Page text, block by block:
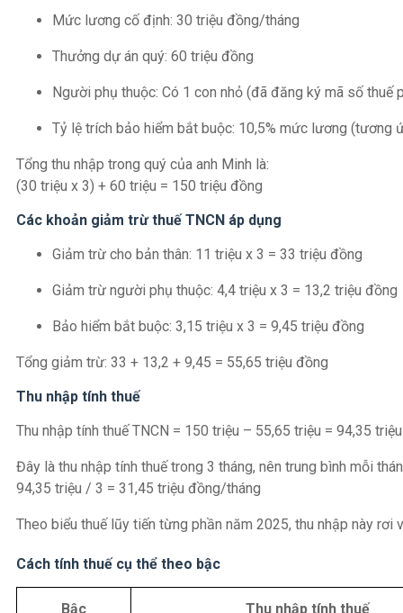
Mức lương cố định: 30 triệu đồng/tháng
Thưởng dự án quý: 60 triệu đồng
Người phụ thuộc: Có 1 con nhỏ (đã đăng ký mã số thuế
Tỷ lệ trích bảo hiểm bắt buộc: 10,5% mức lương (tương
Tổng thu nhập trong quý của anh Minh là:
(30 triệu x 3) + 60 triệu = 150 triệu đồng
Các khoản giảm trừ thuế TNCN áp dụng
Giảm trừ cho bản thân: 11 triệu x 3 = 33 triệu đồng
Giảm trừ người phụ thuộc: 4,4 triệu x 3 = 13,2 triệu đồng
Bảo hiểm bắt buộc: 3,15 triệu x 3 = 9,45 triệu đồng
Tổng giảm trừ: 33 + 13,2 + 9,45 = 55,65 triệu đồng
Thu nhập tính thuế
Thu nhập tính thuế TNCN = 150 triệu – 55,65 triệu = 94,35
Đây là thu nhập tính thuế trong 3 tháng, nên trung bình mỗi
94,35 triệu / 3 = 31,45 triệu đồng/tháng
Theo biểu thuế lũy tiến từng phần năm 2025, thu nhập này
Cách tính thuế cụ thể theo bậc
Bậc Thu nhập tính thuế